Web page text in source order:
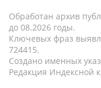
Обработан архив
до 08.2026 годы.
Ключевых фраз
724415.
Создано именных
Редакция Индексной